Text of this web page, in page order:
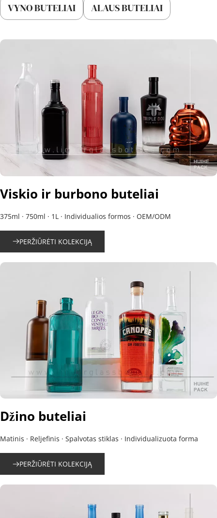
VYNO BUTELIAI
ALAUS BUTELIAI
Viskio ir burbono buteliai
375ml · 750ml · 1L · Individualios formos · OEM/ODM
PERŽIŪRĖTI KOLEKCIJĄ
Džino buteliai
Matinis · Reljefinis · Spalvotas stiklas · Individualizuota forma
PERŽIŪRĖTI KOLEKCIJĄ